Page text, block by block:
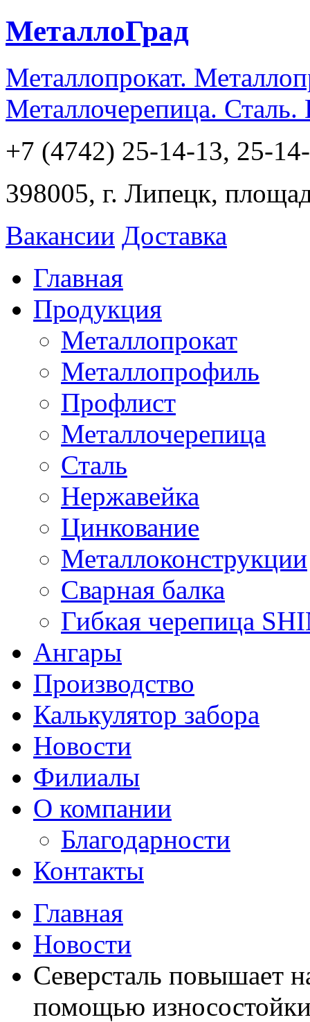
МеталлоГрад
Металлопрокат.
Металлочерепица.
+7 (4742) 25-14-13, 25-
398005, г. Липецк,
Вакансии Доставка
Главная
Продукция
Металлопрокат
Металлопрофиль
Профлист
Металлочерепица
Сталь
Нержавейка
Цинкование
Металлоконструкции
Сварная балка
Гибкая черепица
Ангары
Производство
Калькулятор забора
Новости
Филиалы
О компании
Благодарности
Контакты
Главная
Новости
Северсталь повышает
помощью